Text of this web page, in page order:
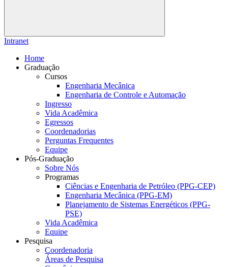
Buscar
Intranet
Home
Graduação
Cursos
Engenharia Mecânica
Engenharia de Controle e Automação
Ingresso
Vida Acadêmica
Egressos
Coordenadorias
Perguntas Frequentes
Equipe
Pós-Graduação
Sobre Nós
Programas
Ciências e Engenharia de Petróleo (PPG-CEP)
Engenharia Mecânica (PPG-EM)
Planejamento de Sistemas Energéticos (PPG-
PSE)
Vida Acadêmica
Equipe
Pesquisa
Coordenadoria
Áreas de Pesquisa